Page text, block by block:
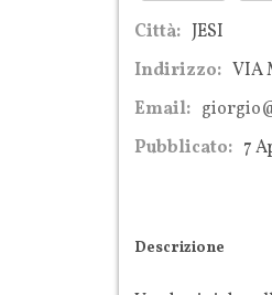
Città: JESI
Indirizzo: VIA
Email:
Pubblicato: 7
Descrizione